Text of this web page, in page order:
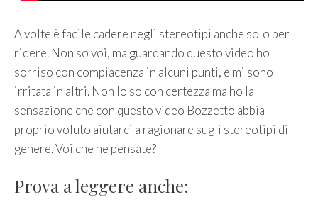
A volte è facile cadere negli stereotipi anche solo per
ridere. Non so voi, ma guardando questo video ho
sorriso con compiacenza in alcuni punti, e mi sono
irritata in altri. Non lo so con certezza ma ho la
sensazione che con questo video Bozzetto abbia
proprio voluto aiutarci a ragionare sugli stereotipi di
genere. Voi che ne pensate?
Prova a leggere anche: